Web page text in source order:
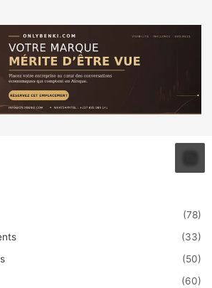
(78)
(33)
(50)
(60)